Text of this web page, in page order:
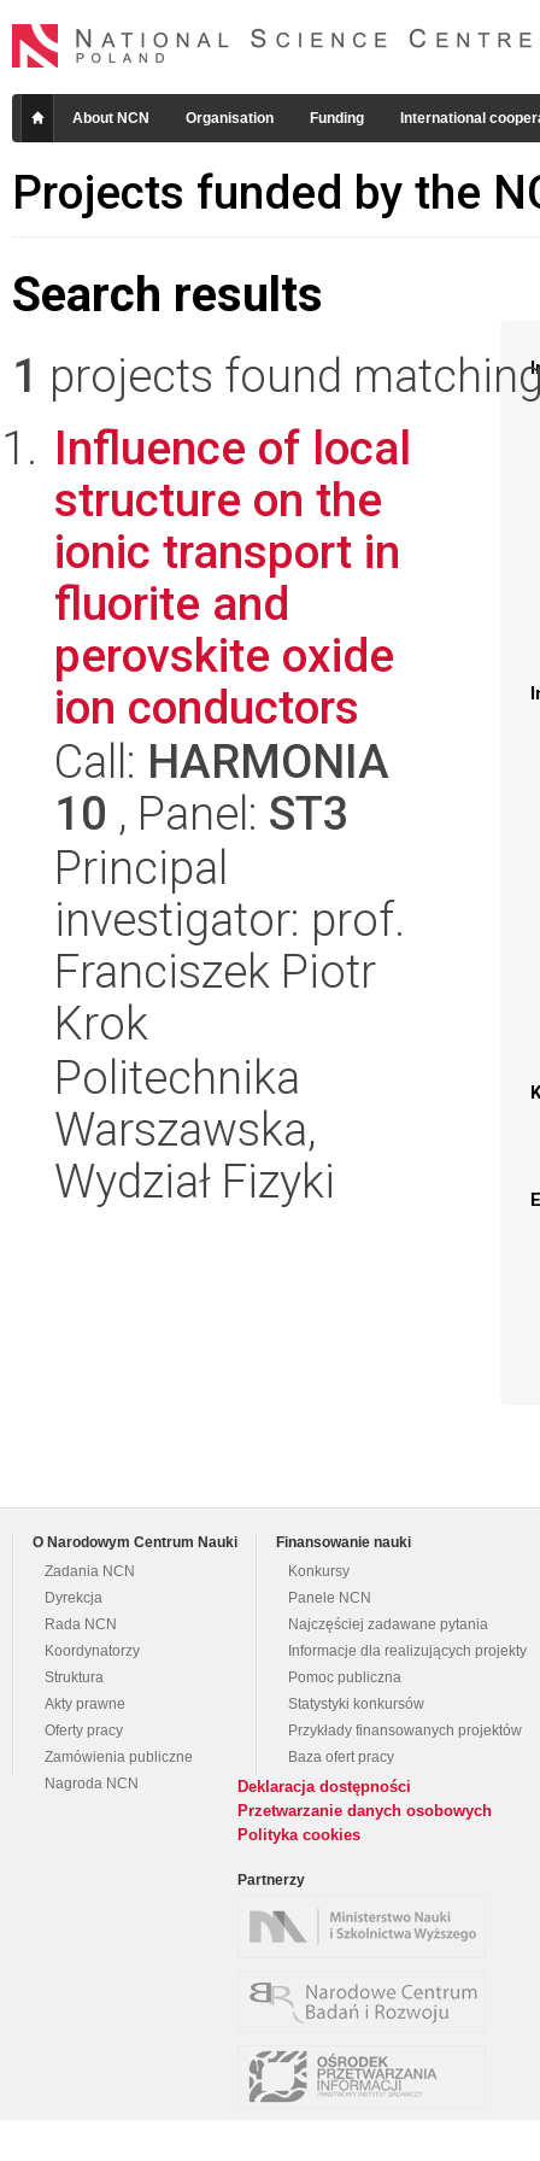
About NCN Organisation Funding International
Projects funded by the
Search results
1 projects found
Influence of local
structure on the
ionic transport in
fluorite and
perovskite oxide
ion conductors
Call: HARMONIA
10 , Panel: ST3
Principal
investigator: prof.
Franciszek Piotr
Krok
Politechnika
Warszawska,
Wydział Fizyki
O Narodowym Centrum Nauki
Zadania NCN
Dyrekcja
Rada NCN
Koordynatorzy
Struktura
Akty prawne
Oferty pracy
Zamówienia publiczne
Nagroda NCN
Finansowanie nauki
Konkursy
Panele NCN
Najczęściej zadawane pytania
Informacje dla realizujących projekty
Pomoc publiczna
Statystyki konkursów
Przykłady finansowanych projektów
Baza ofert pracy
Deklaracja dostępności
Przetwarzanie danych osobowych
Polityka cookies
Partnerzy